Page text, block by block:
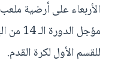
الأربعاء على أرضية
مؤجل
للقسم الأول لكرة القدم.